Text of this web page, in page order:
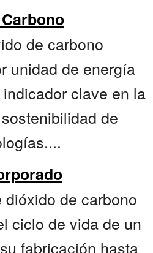
de carbono
unidad de energía
clave en la
de
de carbono
ciclo de vida de un
fabricación hasta